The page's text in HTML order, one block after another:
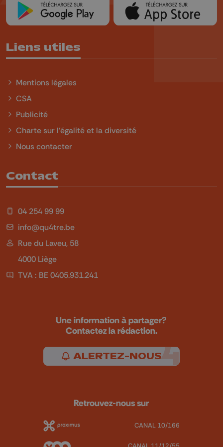
Liens utiles
Mentions légales
CSA
Publicité
Charte sur l'égalité et la diversité
Nous contacter
Contact
04 254 99 99
info@qu4tre.be
Rue du Laveu, 58
4000 Liège
TVA : BE 0405.931.241
Une information à partager?
Contactez la rédaction.
ALERTEZ-NOUS
Retrouvez-nous sur
CANAL 10/166